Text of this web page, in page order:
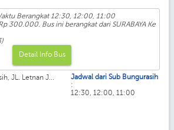
Berangkat 12:30, 12:00, 11:00
300.000. Bus ini berangkat dari SURABAYA Ke
Detail Info Bus
JL. Letnan J...
Jadwal dari Sub Bungurasih
:
12:30, 12:00, 11:00